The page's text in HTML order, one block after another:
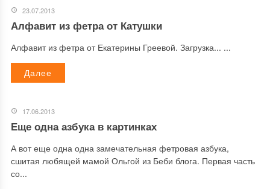
23.07.2013
Алфавит из фетра от Катушки
Алфавит из фетра от Екатерины Греевой. Загрузка... ...
Далее
17.06.2013
Еще одна азбука в картинках
А вот еще одна одна замечательная фетровая азбука,
сшитая любящей мамой Ольгой из Беби блога. Первая часть
со...